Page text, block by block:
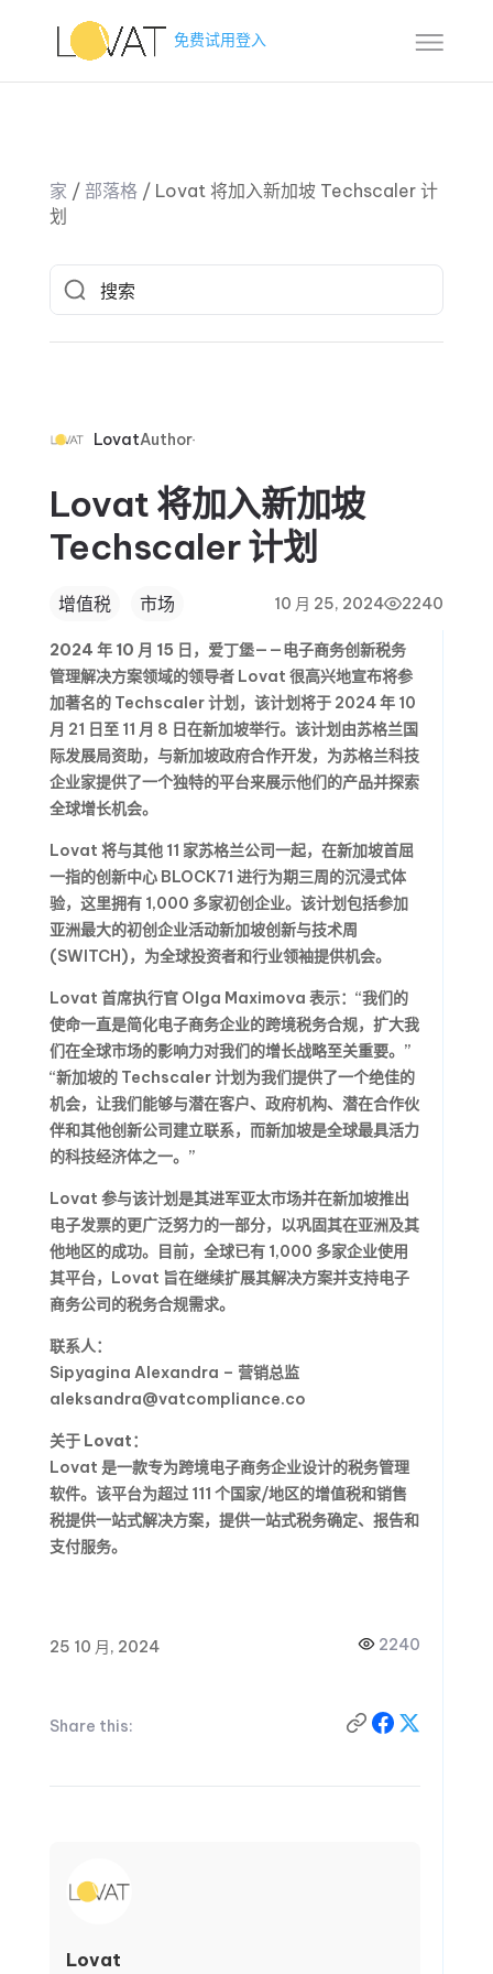
免费试用登入
家 / 部落格/ Lovat 将加入新加坡 Techscaler 计
划
LovatAuthor
Lovat 将加入新加坡
Techscaler 计划
增值税 市场 10 月 25, 2024 2240
2024 年 10 月 15 日，爱丁堡——电子商务创新税务
管理解决方案领域的领导者 Lovat 很高兴地宣布将参
加著名的 Techscaler 计划，该计划将于 2024 年 10
月 21 日至 11 月 8 日在新加坡举行。该计划由苏格兰国
际发展局资助，与新加坡政府合作开发，为苏格兰科技
企业家提供了一个独特的平台来展示他们的产品并探索
全球增长机会。
Lovat 将与其他 11 家苏格兰公司一起，在新加坡首屈
一指的创新中心 BLOCK71 进行为期三周的沉浸式体
验，这里拥有 1,000 多家初创企业。该计划包括参加
亚洲最大的初创企业活动新加坡创新与技术周
(SWITCH)，为全球投资者和行业领袖提供机会。
Lovat 首席执行官 Olga Maximova 表示：“我们的
使命一直是简化电子商务企业的跨境税务合规，扩大我
们在全球市场的影响力对我们的增长战略至关重要。”
“新加坡的 Techscaler 计划为我们提供了一个绝佳的
机会，让我们能够与潜在客户、政府机构、潜在合作伙
伴和其他创新公司建立联系，而新加坡是全球最具活力
的科技经济体之一。”
Lovat 参与该计划是其进军亚太市场并在新加坡推出
电子发票的更广泛努力的一部分，以巩固其在亚洲及其
他地区的成功。目前，全球已有 1,000 多家企业使用
其平台，Lovat 旨在继续扩展其解决方案并支持电子
商务公司的税务合规需求。
联系人：
Sipyagina Alexandra – 营销总监
aleksandra@vatcompliance.co
关于 Lovat：
Lovat 是一款专为跨境电子商务企业设计的税务管理
软件。该平台为超过 111 个国家/地区的增值税和销售
税提供一站式解决方案，提供一站式税务确定、报告和
支付服务。
25 10 月, 2024 2240
Share this:
Lovat